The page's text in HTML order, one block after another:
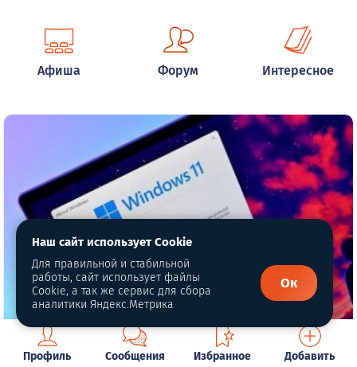
Афиша Форум Интересное
Профиль Сообщения Избранное Добавить
Наш сайт использует Cookie
Для правильной и стабильной
работы, сайт использует файлы
Cookie, а так же сервис для сбора
аналитики Яндекс.Метрика
Ок